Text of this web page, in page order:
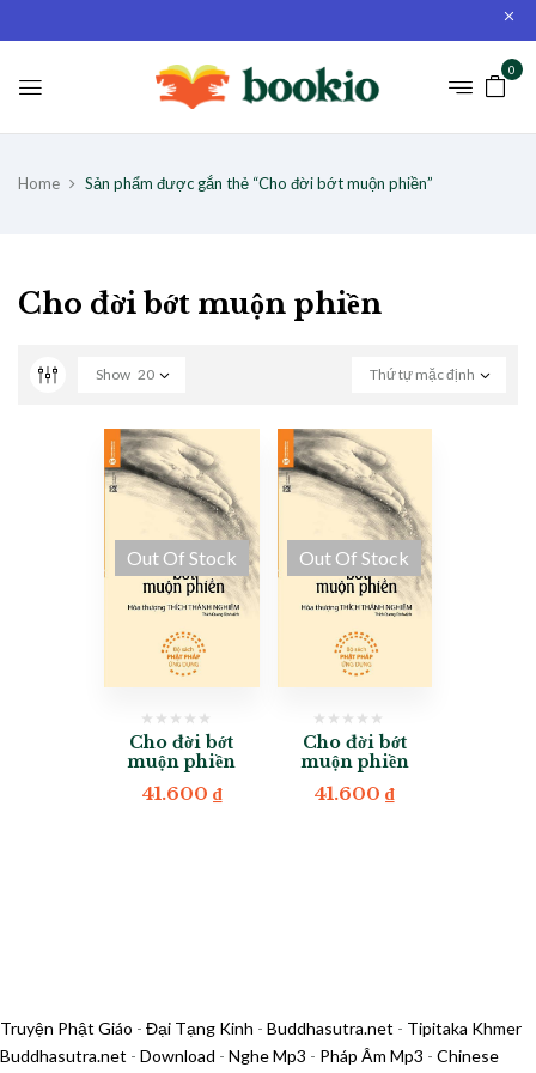
0
Home Sản phẩm được gắn thẻ “Cho đời bớt muộn phiền”
Cho đời bớt muộn phiền
Thứ tự mặc định
Show 20
Out Of Stock
Cho đời bớt
muộn phiền
41.600 ₫
Out Of Stock
Cho đời bớt
muộn phiền
41.600₫
Truyện Phật Giáo - Đại Tạng Kinh - Buddhasutra.net - Tipitaka Khmer
Buddhasutra.net - Download - Nghe Mp3 - Pháp Âm Mp3 - Chinese